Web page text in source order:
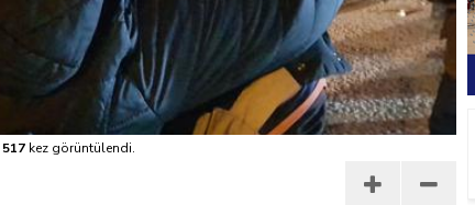
517 kez görüntülendi.